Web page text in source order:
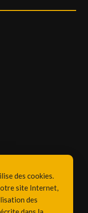
des cookies.
site Internet,
des